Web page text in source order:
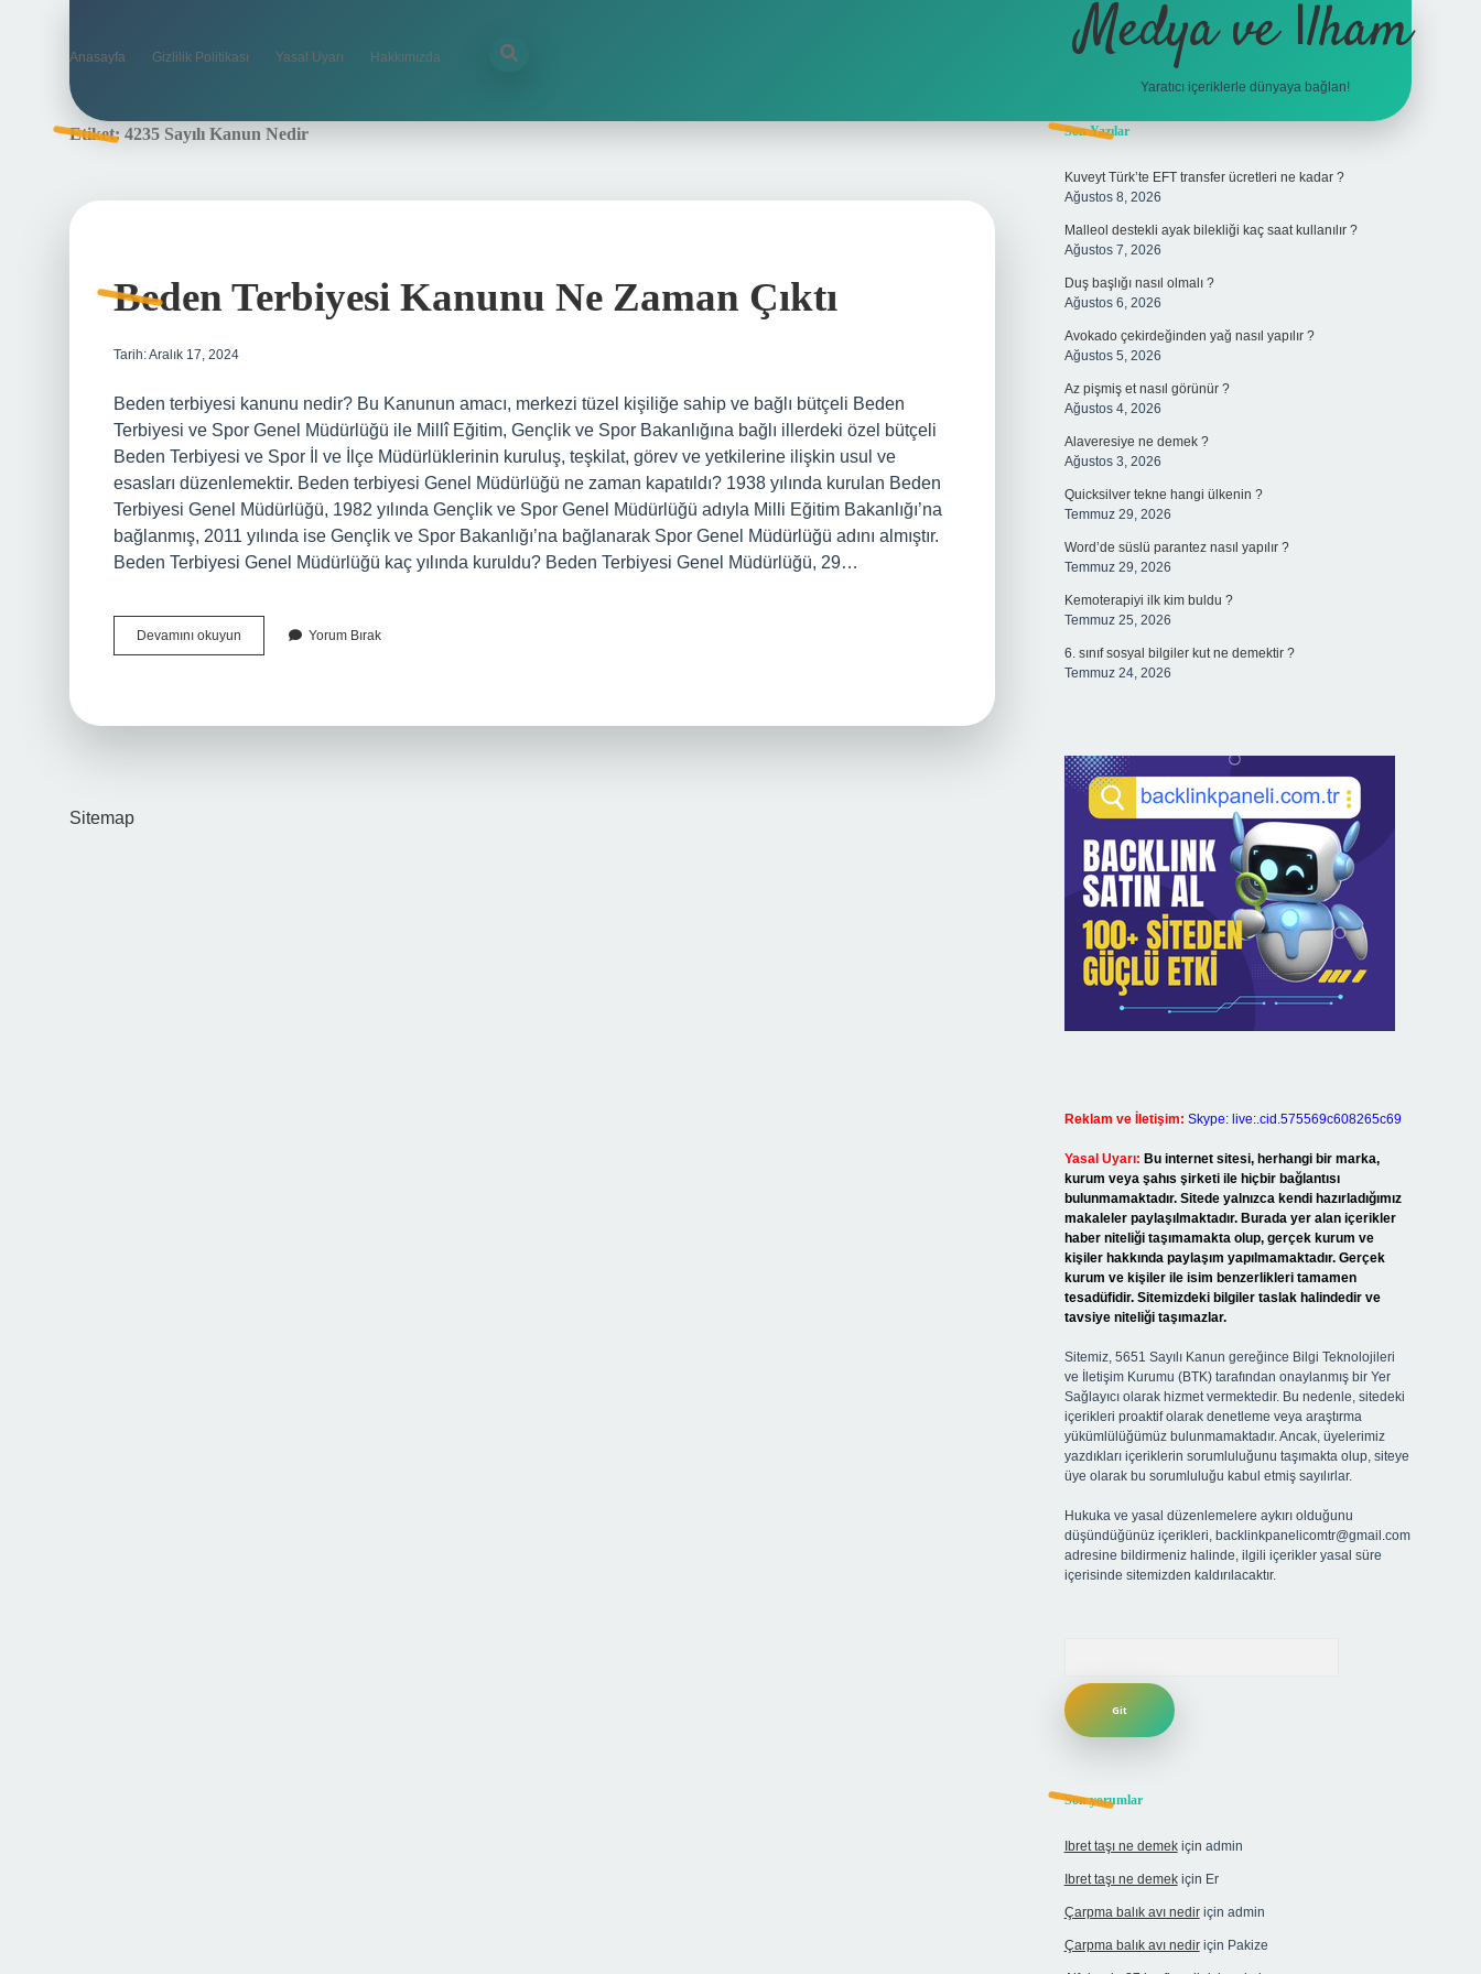
Anasayfa Gizlilik Politikası Yasal Uyarı Hakkımızda Medya ve İlham
Yaratıcı içeriklerle dünyaya bağlan!
Etiket: 4235 Sayılı Kanun Nedir
Beden Terbiyesi Kanunu Ne Zaman Çıktı
Tarih: Aralık 17, 2024
Beden terbiyesi kanunu nedir? Bu Kanunun amacı, merkezi tüzel kişiliğe sahip ve bağlı bütçeli Beden
Terbiyesi ve Spor Genel Müdürlüğü ile Millî Eğitim, Gençlik ve Spor Bakanlığına bağlı illerdeki özel bütçeli
Beden Terbiyesi ve Spor İl ve İlçe Müdürlüklerinin kuruluş, teşkilat, görev ve yetkilerine ilişkin usul ve
esasları düzenlemektir. Beden terbiyesi Genel Müdürlüğü ne zaman kapatıldı? 1938 yılında kurulan Beden
Terbiyesi Genel Müdürlüğü, 1982 yılında Gençlik ve Spor Genel Müdürlüğü adıyla Milli Eğitim Bakanlığı’na
bağlanmış, 2011 yılında ise Gençlik ve Spor Bakanlığı’na bağlanarak Spor Genel Müdürlüğü adını almıştır.
Beden Terbiyesi Genel Müdürlüğü kaç yılında kuruldu? Beden Terbiyesi Genel Müdürlüğü, 29…
Devamını okuyun
Terbiyesi
Yorum Bırak
Sitemap
Sidebar
Son Yazılar
Kuveyt Türk’te EFT transfer ücretleri ne kadar ?
Ağustos 8, 2026
Malleol destekli ayak bilekliği kaç saat kullanılır ?
Ağustos 7, 2026
Duş başlığı nasıl olmalı ?
Ağustos 6, 2026
Avokado çekirdeğinden yağ nasıl yapılır ?
Ağustos 5, 2026
Az pişmiş et nasıl görünür ?
Ağustos 4, 2026
Alaveresiye ne demek ?
Ağustos 3, 2026
Quicksilver tekne hangi ülkenin ?
Temmuz 29, 2026
Word’de süslü parantez nasıl yapılır ?
Temmuz 29, 2026
Kemoterapiyi ilk kim buldu ?
Temmuz 25, 2026
6. sınıf sosyal bilgiler kut ne demektir ?
Temmuz 24, 2026
Reklam ve İletişim: Skype: live:.cid.575569c608265c69
Yasal Uyarı: Bu internet sitesi, herhangi bir marka,
kurum veya şahıs şirketi ile hiçbir bağlantısı
bulunmamaktadır. Sitede yalnızca kendi hazırladığımız
makaleler paylaşılmaktadır. Burada yer alan içerikler
haber niteliği taşımamakta olup, gerçek kurum ve
kişiler hakkında paylaşım yapılmamaktadır. Gerçek
kurum ve kişiler ile isim benzerlikleri tamamen
tesadüfidir. Sitemizdeki bilgiler taslak halindedir ve
tavsiye niteliği taşımazlar.
Sitemiz, 5651 Sayılı Kanun gereğince Bilgi Teknolojileri
ve İletişim Kurumu (BTK) tarafından onaylanmış bir Yer
Sağlayıcı olarak hizmet vermektedir. Bu nedenle, sitedeki
içerikleri proaktif olarak denetleme veya araştırma
yükümlülüğümüz bulunmamaktadır. Ancak, üyelerimiz
yazdıkları içeriklerin sorumluluğunu taşımakta olup, siteye
üye olarak bu sorumluluğu kabul etmiş sayılırlar.
Hukuka ve yasal düzenlemelere aykırı olduğunu
düşündüğünüz içerikleri, backlinkpanelicomtr@gmail.com
adresine bildirmeniz halinde, ilgili içerikler yasal süre
içerisinde sitemizden kaldırılacaktır.
Son yorumlar
Ibret taşı ne demekiçin admin
Ibret taşı ne demekiçin Er
Çarpma balık avı nediriçin admin
Çarpma balık avı nediriçin Pakize